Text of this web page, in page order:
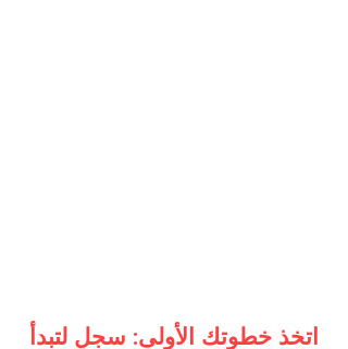
اتخذ خطوتك الأولى: سجل لتبدأ